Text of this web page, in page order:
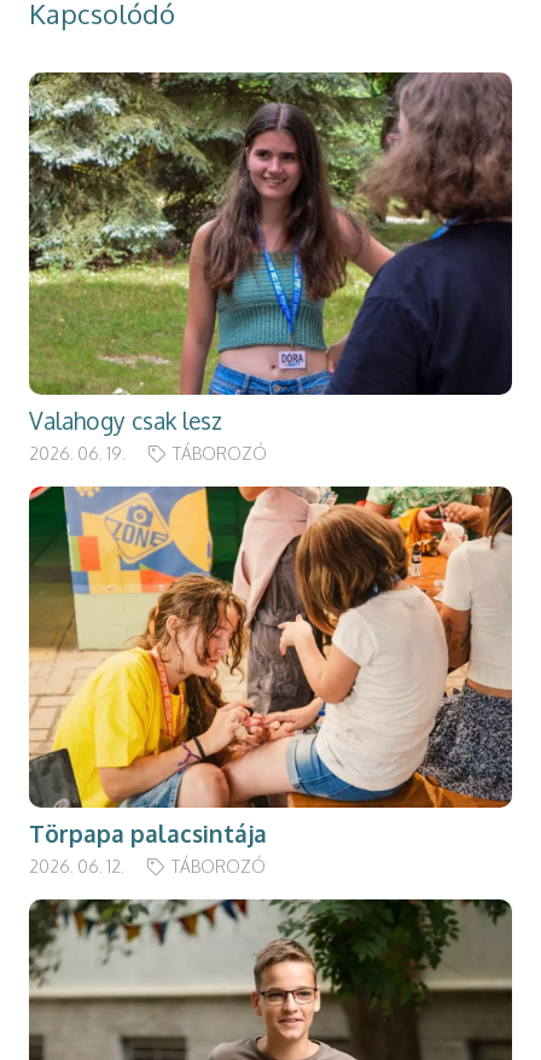
Kapcsolódó
Valahogy csak lesz
2026. 06. 19. TÁBOROZÓ
Törpapa palacsintája
2026. 06. 12. TÁBOROZÓ